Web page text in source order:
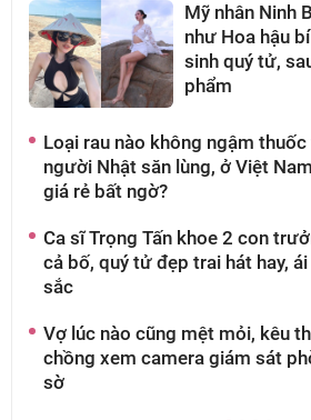
Mỹ nhân Ninh
như Hoa hậu
sinh quý tử,
phẩm
Loại rau nào không ngậm
người Nhật săn lùng, ở Việt
giá rẻ bất ngờ?
Ca sĩ Trọng Tấn khoe 2 con
cả bố, quý tử đẹp trai hát hay,
sắc
Vợ lúc nào cũng mệt mỏi, kêu
chồng xem camera giám sát
sờ